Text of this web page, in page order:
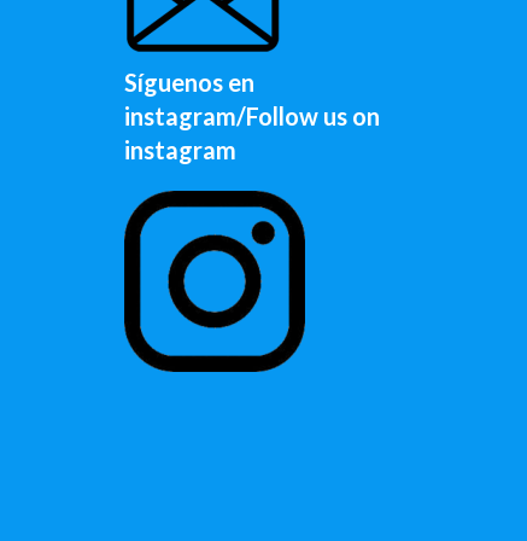
Síguenos en
instagram/Follow us on
instagram